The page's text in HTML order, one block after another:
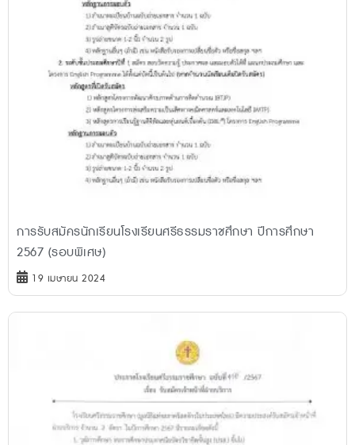
การรับสมัครนักเรียนโรงเรียนศรีธรรมราชศึกษา ปีการศึกษา
2567 (รอบพิเศษ)
19 เมษายน 2024